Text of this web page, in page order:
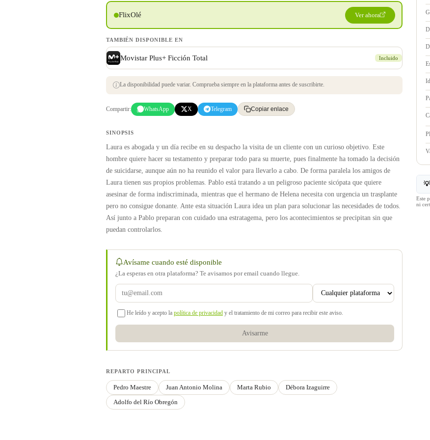
FlixOlé Ver ahora
TAMBIÉN DISPONIBLE EN
Movistar Plus+ Ficción Total Incluido
La disponibilidad puede variar. Comprueba siempre en la plataforma antes de suscribirte.
Compartir: WhatsApp X Telegram Copiar enlace
SINOPSIS
Laura es abogada y un día recibe en su despacho la visita de un cliente con un curioso objetivo. Este
hombre quiere hacer su testamento y preparar todo para su muerte, pues finalmente ha tomado la decisión
de suicidarse, aunque aún no ha reunido el valor para llevarlo a cabo. De forma paralela los amigos de
Laura tienen sus propios problemas. Pablo está tratando a un peligroso paciente sicópata que quiere
asesinar de forma indiscriminada, mientras que el hermano de Helena necesita con urgencia un trasplante
pero no consigue donante. Ante esta situación Laura idea un plan para solucionar las necesidades de todos.
Así junto a Pablo preparan con cuidado una estratagema, pero los acontecimientos se precipitan sin que
puedan controlarlos.
Avísame cuando esté disponible
¿La esperas en otra plataforma? Te avisamos por email cuando llegue.
He leído y acepto la política de privacidad y el tratamiento de mi correo para recibir este aviso.
Avisarme
REPARTO PRINCIPAL
Pedro Maestre Juan Antonio Molina Marta Rubio
Débora Izaguirre
Adolfo del Río Obregón
Este
ni